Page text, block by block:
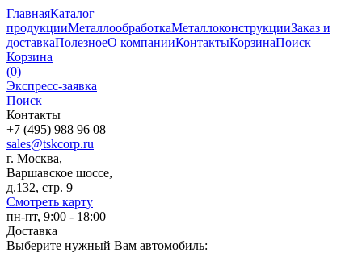
ГлавнаяКаталог
продукцииМеталлообработкаМеталлоконструкцииЗаказ и
доставкаПолезноеО компанииКонтактыКорзинаПоиск
Корзина
(0)
Экспресс-заявка
Поиск
Контакты
+7 (495) 988 96 08
sales@tskcorp.ru
г. Москва,
Варшавское шоссе,
д.132, стр. 9
Смотреть карту
пн-пт, 9:00 - 18:00
Доставка
Выберите нужный Вам автомобиль: